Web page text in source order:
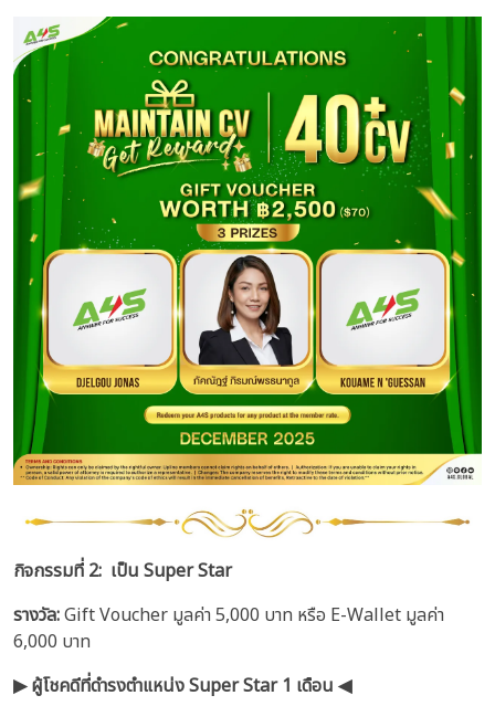
กิจกรรมที่ 2: เป็น Super Star
รางวัล:Gift Voucher มูลค่า 5,000 บาท หรือ E-Wallet มูลค่า
6,000 บาท
▶︎ ผู้โชคดีที่ดำรงตำแหน่ง Super Star 1 เดือน ◀︎